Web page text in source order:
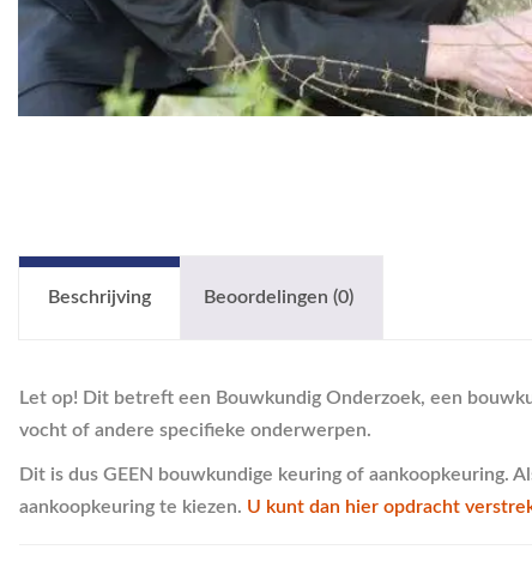
Beschrijving Beoordelingen (0)
Let op! Dit betreft een Bouwkundig Onderzoek, een
vocht of andere specifieke onderwerpen.
Dit is dus GEEN bouwkundige keuring of
aankoopkeuring te kiezen. U kunt dan hier opdracht